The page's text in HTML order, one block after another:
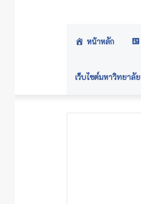
หน้าหลัก
เว็บไซต์มหาวิทยาลัย